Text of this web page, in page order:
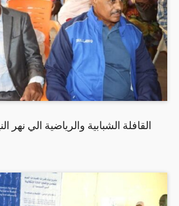
القافلة الشبابية والرياضية الي نهر